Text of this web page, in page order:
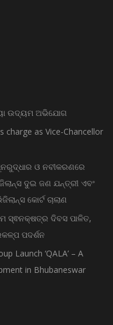
ଉଦ୍ୟମ ଅଭିଯୋଗ
charge as Vice-Chancellor
ଓ ନବୀକରଣରେ
ଦୁଇ ଜଣ ଯନ୍ତ୍ରୀ ଏବଂ
କୋର୍ଟ ଚାଲାଣ
ସ୍ଵନକ୍ଷତ୍ର ଦିବସ ପାଳିତ,
ପଦର୍ଶନ
Launch ‘QALA’ – A
in Bhubaneswar